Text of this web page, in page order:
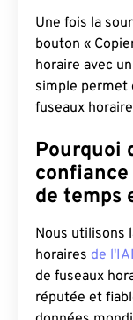
Une fois la
bouton «
horaire avec
simple permet
fuseaux
Pourquoi
de temps
Nous utilisons
horaires de
de fuseaux
réputée et